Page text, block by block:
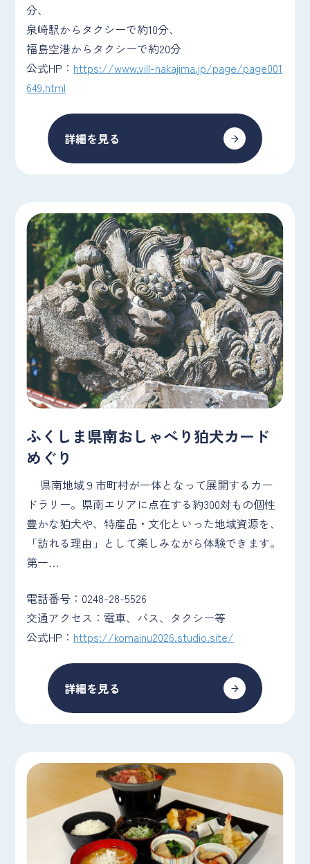
分、
泉崎駅からタクシーで約10分、
福島空港からタクシーで約20分
公式HP： https://www.vill-nakajima.jp/page/page001
649.html
詳細を見る
ふくしま県南おしゃべり狛犬カード
めぐり
県南地域９市町村が一体となって展開するカー
ドラリー。県南エリアに点在する約300対もの個性
豊かな狛犬や、特産品・文化といった地域資源を、
「訪れる理由」として楽しみながら体験できます。
第一…
電話番号：0248-28-5526
交通アクセス：電車、バス、タクシー等
公式HP： https://komainu2026.studio.site/
詳細を見る